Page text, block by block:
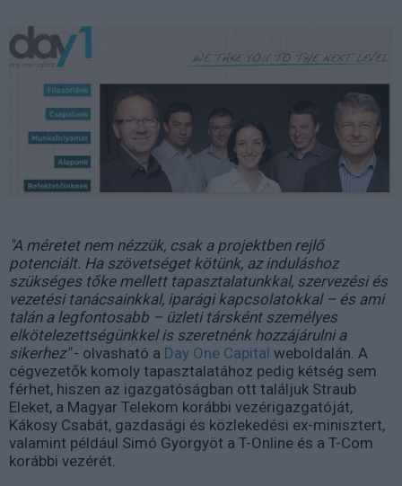
"A méretet nem nézzük, csak a projektben rejlő
potenciált. Ha szövetséget kötünk, az induláshoz
szükséges tőke mellett tapasztalatunkkal, szervezési és
vezetési tanácsainkkal, iparági kapcsolatokkal – és ami
talán a legfontosabb – üzleti társként személyes
elkötelezettségünkkel is szeretnénk hozzájárulni a
sikerhez"- olvasható a Day One Capital weboldalán. A
cégvezetők komoly tapasztalatához pedig kétség sem
férhet, hiszen az igazgatóságban ott találjuk Straub
Eleket, a Magyar Telekom korábbi vezérigazgatóját,
Kákosy Csabát, gazdasági és közlekedési ex-minisztert,
valamint például Simó Györgyöt a T-Online és a T-Com
korábbi vezérét.